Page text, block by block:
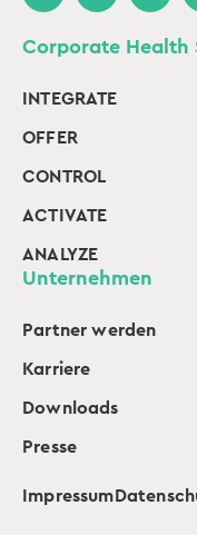
Corporate Health
INTEGRATE
OFFER
CONTROL
ACTIVATE
ANALYZE
Unternehmen
Partner werden
Karriere
Downloads
Presse
Impressum